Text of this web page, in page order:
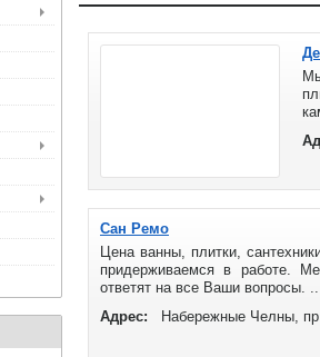
Сан Ремо
Цена ванны, плитки,
придерживаемся в работе.
ответят на все Ваши вопросы.
Адрес:
Набережные Челны,